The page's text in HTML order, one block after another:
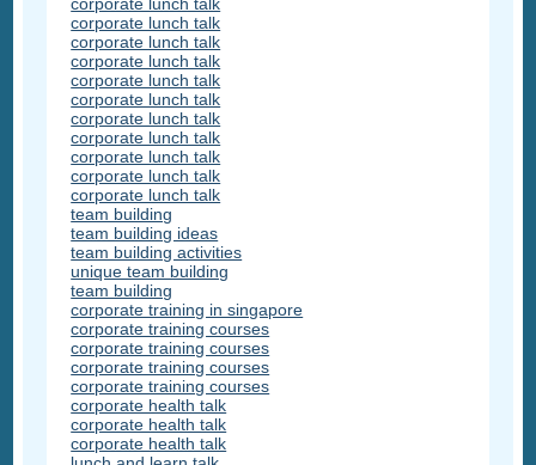
corporate lunch talk
corporate lunch talk
corporate lunch talk
corporate lunch talk
corporate lunch talk
corporate lunch talk
corporate lunch talk
corporate lunch talk
corporate lunch talk
corporate lunch talk
team building
team building ideas
team building activities
unique team building
team building
corporate training in singapore
corporate training courses
corporate training courses
corporate training courses
corporate training courses
corporate health talk
corporate health talk
corporate health talk